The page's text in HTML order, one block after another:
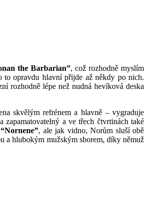
the Barbarian”, což rozhodně myslím
to opravdu hlavní přijde až někdy po nich.
rozhodně lépe než nudná hevíková deska
skvělým refrénem a hlavně – vygraduje
a ve třech čtvrtinách také
“Nornene”, ale jak vidno, Norům sluší obě
a hlubokým mužským sborem, díky němuž